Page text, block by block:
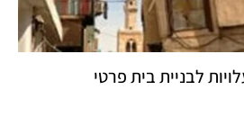
לבניית בית פרטי